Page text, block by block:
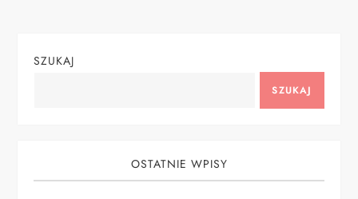
a
a
SZUKAJ
SZUKAJ
OSTATNIE WPISY